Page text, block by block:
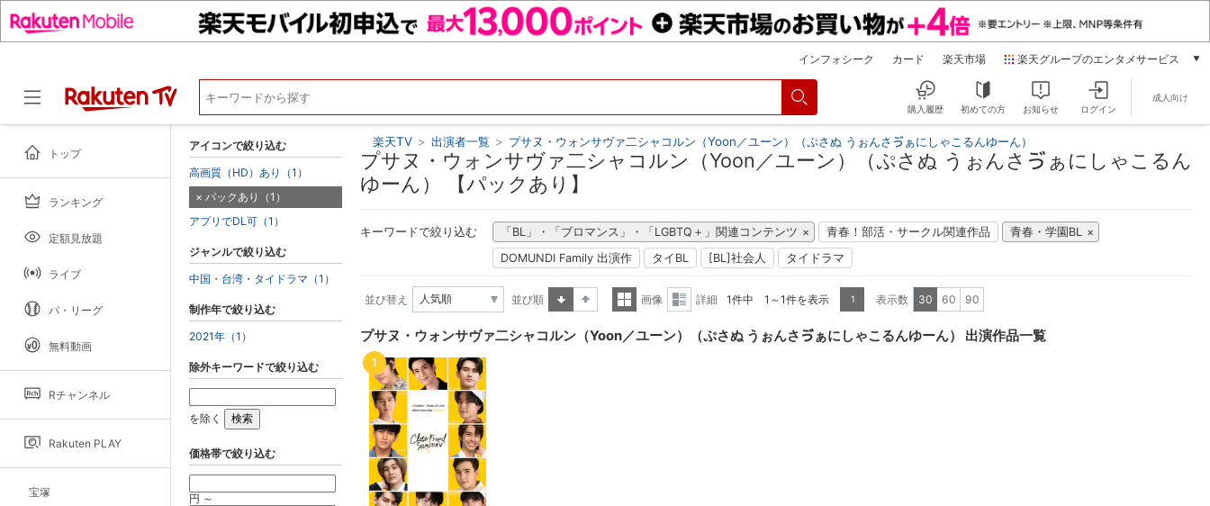
インフォシーク カード 楽天市場 楽天グループのエンタメサービス
本/ゲーム/CD/DVD
電子書籍
楽天マガジン
動画配信
購入履歴 初めての方 お知らせ ログイン
成人向け
トップ
ランキング
定額見放題
ライブ
パ・リーグ
無料動画
Rチャンネル
Rakuten PLAY
宝塚
楽天TV > 出演者一覧 > プサヌ・ウォンサヴァ二シャコルン（Yoon／ユーン）（ぷさぬ うぉんさゔぁにしゃこるんゆーん）
プサヌ・ウォンサヴァ二シャコルン（Yoon／ユーン）（ぷさぬ うぉんさゔぁにしゃこるん
ゆーん） 【パックあり】
キーワードで絞り込む 「BL」・「ブロマンス」・「LGBTQ＋」関連コンテンツ 青春！部活・サークル関連作品
青春・学園BL
DOMUNDI Family 出演作
タイBL [BL]社会人 タイドラマ
並び替え
並び順
表示
画像
表示
詳細 1件中 1～1件を表示 1 表示数 30 60 90
プサヌ・ウォンサヴァ二シャコルン（Yoon／ユーン）（ぷさぬ うぉんさゔぁにしゃこるんゆーん） 出演作品一覧
1
アイコンで絞り込む
高画質（HD）あり（1）
パックあり（1）
アプリでDL可（1）
ジャンルで絞り込む
中国・台湾・タイドラマ（1）
制作年で絞り込む
2021年（1）
除外キーワードで絞り込む
を除く
価格帯で絞り込む
円 ～